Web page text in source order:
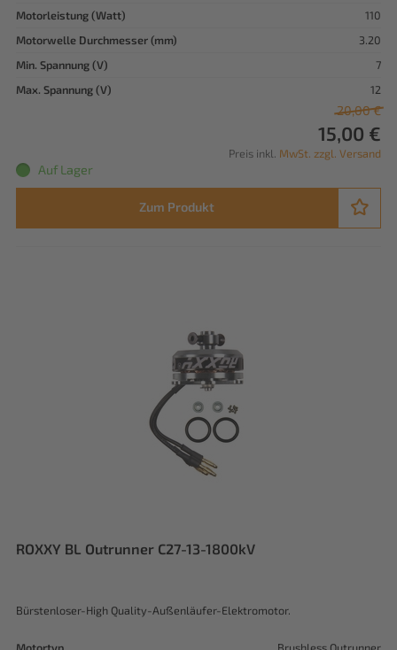
Motorleistung (Watt)
110
Motorwelle Durchmesser (mm)
3.20
Min. Spannung (V)
7
Max. Spannung (V)
12
20,00 €
15,00 €
Preis inkl. MwSt. zzgl. Versand
Auf Lager
Zum Produkt
ROXXY BL Outrunner C27-13-1800kV
Bürstenloser-High Quality-Außenläufer-Elektromotor.